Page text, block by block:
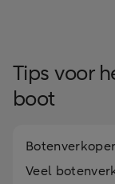
Tips voor
boot
Veel